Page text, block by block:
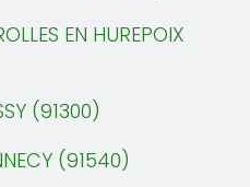
EN HUREPOIX
(91300)
(91540)